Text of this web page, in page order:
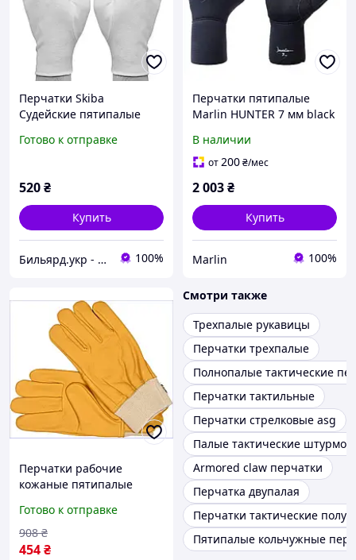
Перчатки Skiba
Судейские пятипалые
Готово к отправке
520₴
Купить
Бильярд.укр - интернет-магазин бильярдного оборудования 100%
Перчатки пятипалые
Marlin HUNTER 7 мм black
В наличии
от200₴/мес
2 003₴
Купить
Marlin 100%
Перчатки рабочие
кожаные пятипалые
строительства и уборки
устойчивые к
повреждениям
Готово к отправке
454₴
908 ₴
Смотри также
Трехпалые рукавицы
Перчатки трехпалые
Полнопалые тактические
Перчатки тактильные
Перчатки стрелковые asg
Палые тактические
Armored claw перчатки
Перчатка двупалая
Перчатки тактические
Пятипалые кольчужные